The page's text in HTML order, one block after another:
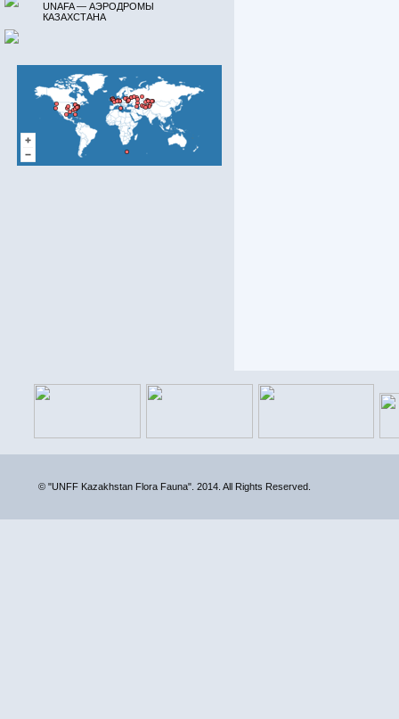
UNAFA — АЭРОДРОМЫ
КАЗАХСТАНА
© "UNFF Kazakhstan Flora Fauna". 2014. All Rights Reserved.